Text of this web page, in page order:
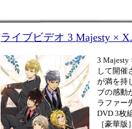
ライブビデオ 3 Majesty ×
3 Majesty
して開催
が満を持
ブの感動
ラファー
DVD 3枚
［豪華版］